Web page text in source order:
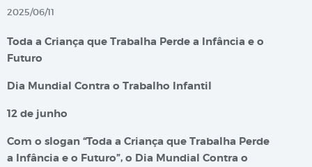
2025/06/11
Toda a Criança que Trabalha Perde a Infância e o
Futuro
Dia Mundial Contra o Trabalho Infantil
12 de junho
Com o slogan “Toda a Criança que Trabalha Perde
a Infância e o Futuro”, o Dia Mundial Contra o